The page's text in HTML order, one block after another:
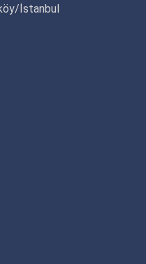
İstanbul